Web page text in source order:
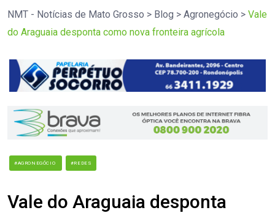
NMT - Notícias de Mato Grosso > Blog > Agronegócio > Vale
do Araguaia desponta como nova fronteira agrícola
#AGRONEGÓCIO #REDES
Vale do Araguaia desponta